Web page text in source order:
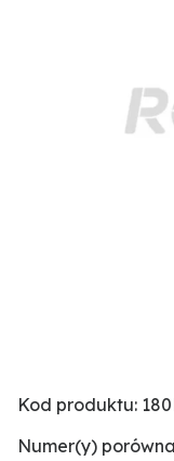
Kod produktu:
Numer(y)